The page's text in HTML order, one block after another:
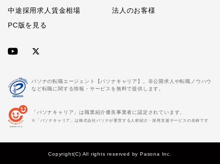
中途採用求人賃金相場
法人のお客様
PC版を見る
パソナの転職エージェント【パソナキャリア】。非公開求人や転職ノウハウ
など転職に関する情報・サービスを無料で提供します。
「パソナキャリア」は職業紹介優良事業者に認定されています。
※「パソナキャリア」は株式会社パソナが運営する人材紹介・採用支援サービスの名称です
Copyright(C) All rights reserved by Pasona Inc.